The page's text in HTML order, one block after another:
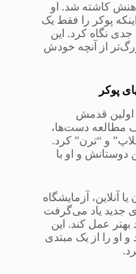
ذهنش کاشته شد. او
پوکر را فقط یک
نگاه کرد. این
از آنچه خودش
پوکر
اولین قدمش
مطالعه دست‌ها،
و “ترن” کرد.
دوستانش و او با
آنلاین، آزمایشگاه
جدید یاد می‌گرفت
بهتر عمل کند. این
و او را از یک مبتدی